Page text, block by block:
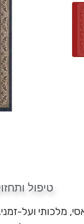
טיפול
מלכותי ועל-זמני.